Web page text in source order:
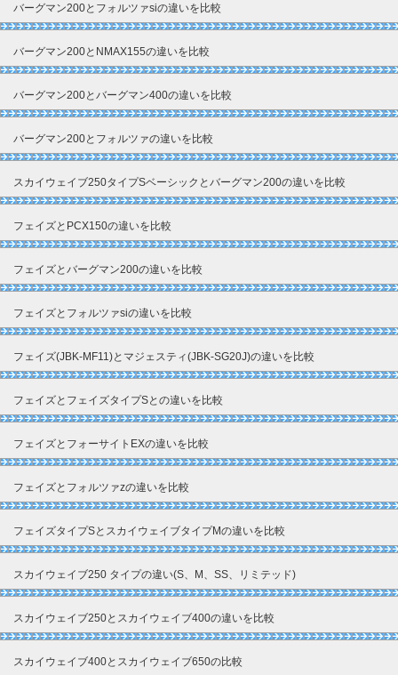
バーグマン200とフォルツァsiの違いを比較
バーグマン200とNMAX155の違いを比較
バーグマン200とバーグマン400の違いを比較
バーグマン200とフォルツァの違いを比較
スカイウェイブ250タイプSベーシックとバーグマン200の違いを比較
フェイズとPCX150の違いを比較
フェイズとバーグマン200の違いを比較
フェイズとフォルツァsiの違いを比較
フェイズ(JBK-MF11)とマジェスティ(JBK-SG20J)の違いを比較
フェイズとフェイズタイプSとの違いを比較
フェイズとフォーサイトEXの違いを比較
フェイズとフォルツァzの違いを比較
フェイズタイプSとスカイウェイブタイプMの違いを比較
スカイウェイブ250 タイプの違い(S、M、SS、リミテッド)
スカイウェイブ250とスカイウェイブ400の違いを比較
スカイウェイブ400とスカイウェイブ650の比較